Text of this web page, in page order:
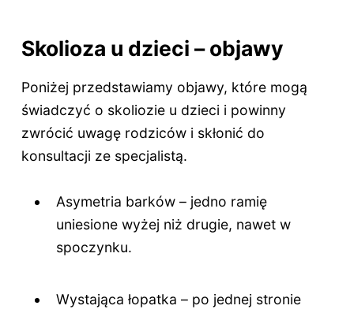
Skolioza u dzieci – objawy
Poniżej przedstawiamy objawy, które mogą
świadczyć o skoliozie u dzieci i powinny
zwrócić uwagę rodziców i skłonić do
konsultacji ze specjalistą.
Asymetria barków – jedno ramię
uniesione wyżej niż drugie, nawet w
spoczynku.
Wystająca łopatka – po jednej stronie